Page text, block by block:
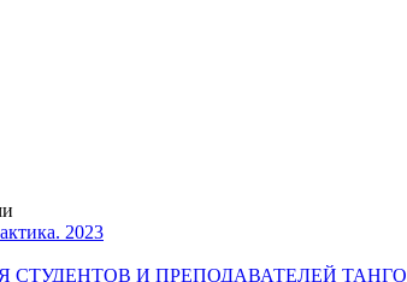
2023
ДЛЯ СТУДЕНТОВ И ПРЕПОДАВАТЕЛЕЙ ТАНГО